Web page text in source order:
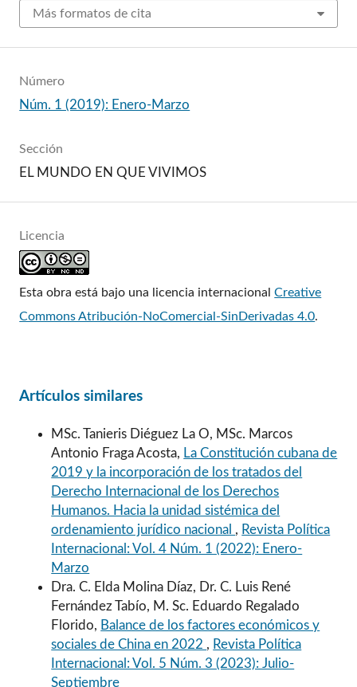
Más formatos de cita
Número
Núm. 1 (2019): Enero-Marzo
Sección
EL MUNDO EN QUE VIVIMOS
Licencia
Esta obra está bajo una licencia internacionalCreative
Commons Atribución-NoComercial-SinDerivadas 4.0.
Artículos similares
MSc. Tanieris Diéguez La O, MSc. Marcos
Antonio Fraga Acosta, La Constitución cubana de
2019 y la incorporación de los tratados del
Derecho Internacional de los Derechos
Humanos. Hacia la unidad sistémica del
ordenamiento jurídico nacional , Revista Política
Internacional: Vol. 4 Núm. 1 (2022): Enero-
Marzo
Dra. C. Elda Molina Díaz, Dr. C. Luis René
Fernández Tabío, M. Sc. Eduardo Regalado
Florido, Balance de los factores económicos y
sociales de China en 2022 , Revista Política
Internacional: Vol. 5 Núm. 3 (2023): Julio-
Septiembre